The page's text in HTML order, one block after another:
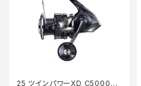
25 ツインパワーXD C5000XG